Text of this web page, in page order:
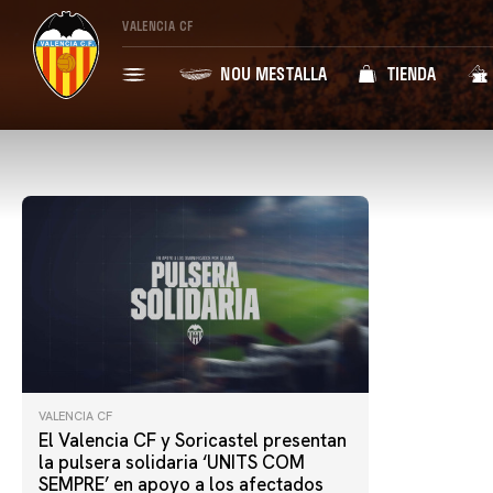
VALENCIA CF
NOU MESTALLA TIENDA
VALENCIA CF
El Valencia CF y Soricastel presentan
la pulsera solidaria ‘UNITS COM
SEMPRE’ en apoyo a los afectados